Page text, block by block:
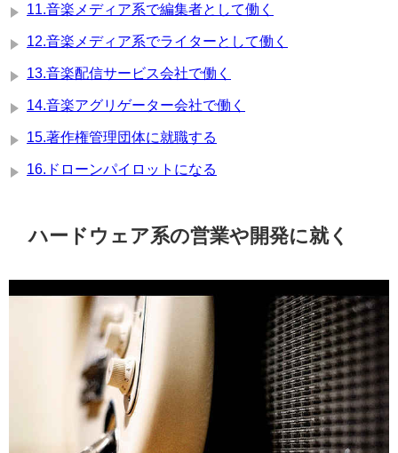
11.音楽メディア系で編集者として働く
12.音楽メディア系でライターとして働く
13.音楽配信サービス会社で働く
14.音楽アグリゲーター会社で働く
15.著作権管理団体に就職する
16.ドローンパイロットになる
ハードウェア系の営業や開発に就く